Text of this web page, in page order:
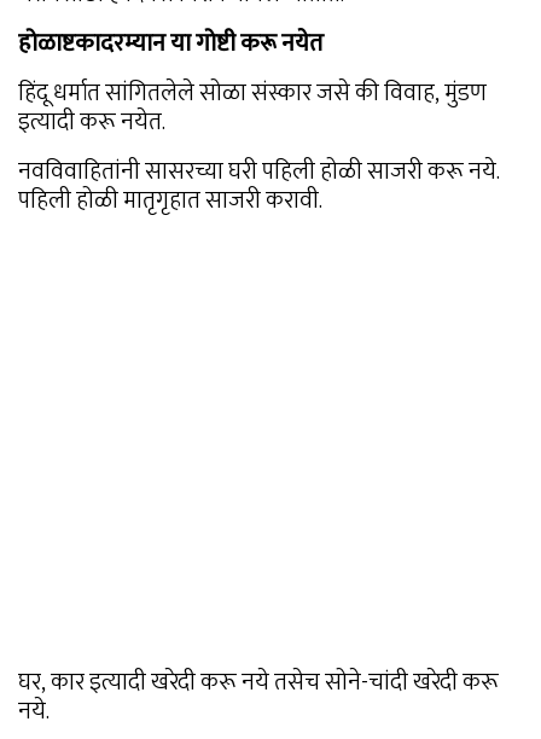
होळाष्टकादरम्यान या गोष्टी करू नयेत
हिंदू धर्मात सांगितलेले सोळा संस्कार जसे की विवाह, मुंडण
इत्यादी करू नयेत.
नवविवाहितांनी सासरच्या घरी पहिली होळी साजरी करू नये.
पहिली होळी मातृगृहात साजरी करावी.
घर, कार इत्यादी खरेदी करू नये तसेच सोने-चांदी खरेदी करू
नये.